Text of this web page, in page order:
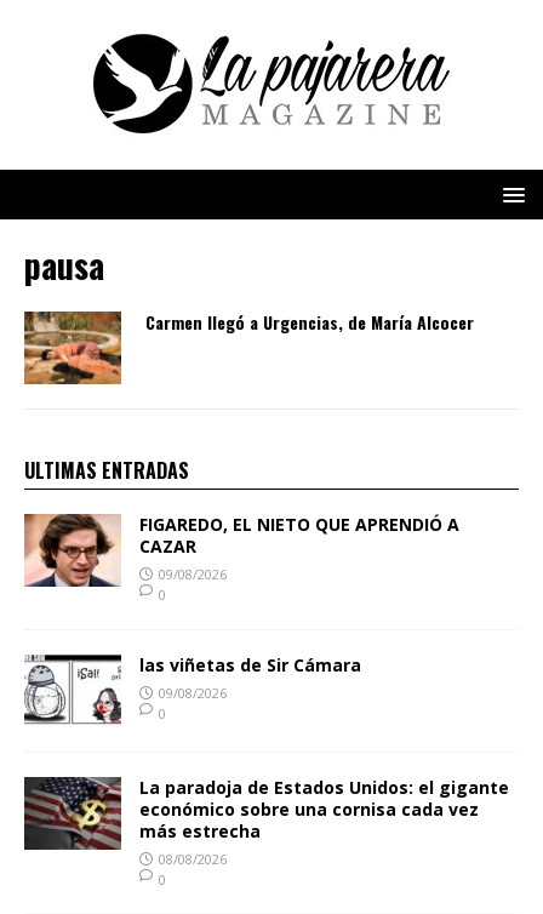
pausa
Carmen llegó a Urgencias, de María Alcocer
ULTIMAS ENTRADAS
FIGAREDO, EL NIETO QUE APRENDIÓ A
CAZAR
09/08/2026
0
las viñetas de Sir Cámara
09/08/2026
0
La paradoja de Estados Unidos: el gigante
económico sobre una cornisa cada vez
más estrecha
08/08/2026
0